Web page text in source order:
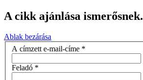
A cikk ajánlása ismerősnek.
Ablak bezárása
A címzett e-mail-címe *
Feladó *